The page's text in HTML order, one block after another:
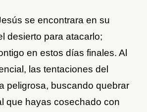
se encontrara en su
desierto para atacarlo;
en estos días finales. Al
las tentaciones del
peligrosa, buscando quebrar
que hayas cosechado con